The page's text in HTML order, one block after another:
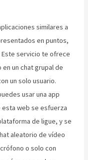
similares a
en puntos,
Este servicio te ofrece
un chat grupal de
un solo usuario.
usar una app
web se esfuerza
de ligue, y se
aleatorio de vídeo
o solo con